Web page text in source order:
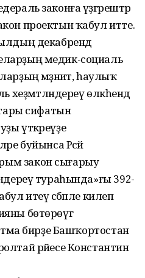
законға үҙгәрештәр
проектын ҡабул итте.
декабрендә
медик-социаль
мәҙәниәт, һаулыҡ
өлкәһендә
сифатын
үткәреүҙе
буйынса Рәсәй
закон сығарыу
тураһында»ғы 392-
итеү сәбәпле килеп
бөтөрөүгә
бирҙе Башҡортостан
рәйесе Константин